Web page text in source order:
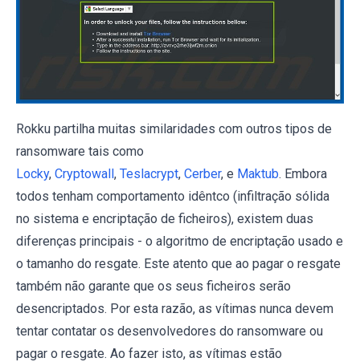
Rokku partilha muitas similaridades com outros tipos de
ransomware tais como
Locky, Cryptowall, Teslacrypt, Cerber, e Maktub. Embora
todos tenham comportamento idêntco (infiltração sólida
no sistema e encriptação de ficheiros), existem duas
diferenças principais - o algoritmo de encriptação usado e
o tamanho do resgate. Este atento que ao pagar o resgate
também não garante que os seus ficheiros serão
desencriptados. Por esta razão, as vítimas nunca devem
tentar contatar os desenvolvedores do ransomware ou
pagar o resgate. Ao fazer isto, as vítimas estão